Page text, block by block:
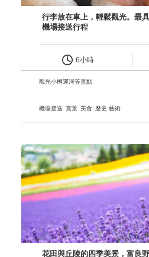
行李放在車上，輕鬆觀光。最
機場接送行程
6小時
觀光小樽運河等景點
機場接送 賞景 美食 歷史‧藝術
花田與丘陵的四季美景，富良